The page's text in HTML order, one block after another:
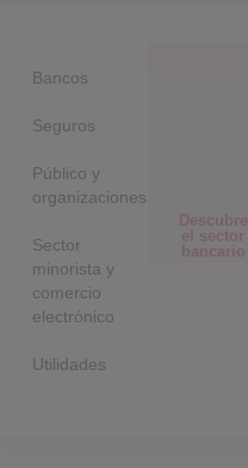
Bancos
Seguros
Público y
organizaciones
Sector
minorista y
comercio
electrónico
Utilidades
Descubre
el sector
bancario